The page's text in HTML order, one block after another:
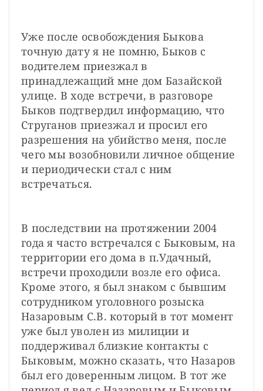
Уже после освобождения Быкова
точную дату я не помню, Быков с
водителем приезжал в
принадлежащий мне дом Базайской
улице. В ходе встречи, в разговоре
Быков подтвердил информацию, что
Струганов приезжал и просил его
разрешения на убийство меня, после
чего мы возобновили личное общение
и периодически стал с ним
встречаться.
В последствии на протяжении 2004
года я часто встречался с Быковым, на
территории его дома в п.Удачный,
встречи проходили возле его офиса.
Кроме этого, я был знаком с бывшим
сотрудником уголовного розыска
Назаровым С.В. который в тот момент
уже был уволен из милиции и
поддерживал близкие контакты с
Быковым, можно сказать, что Назаров
был его доверенным лицом. В тот же